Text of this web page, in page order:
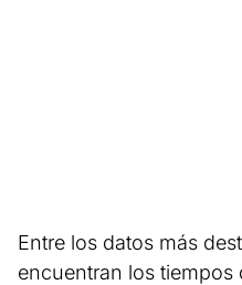
Entre los datos más
encuentran los tiempos